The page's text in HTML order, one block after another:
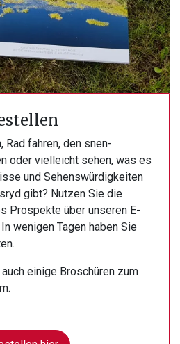
Rad fahren, den snen-
oder vielleicht sehen, was es
und Sehenswürdigkeiten
gibt? Nutzen Sie die
Prospekte über unseren E-
wenigen Tagen haben Sie
einige Broschüren zum